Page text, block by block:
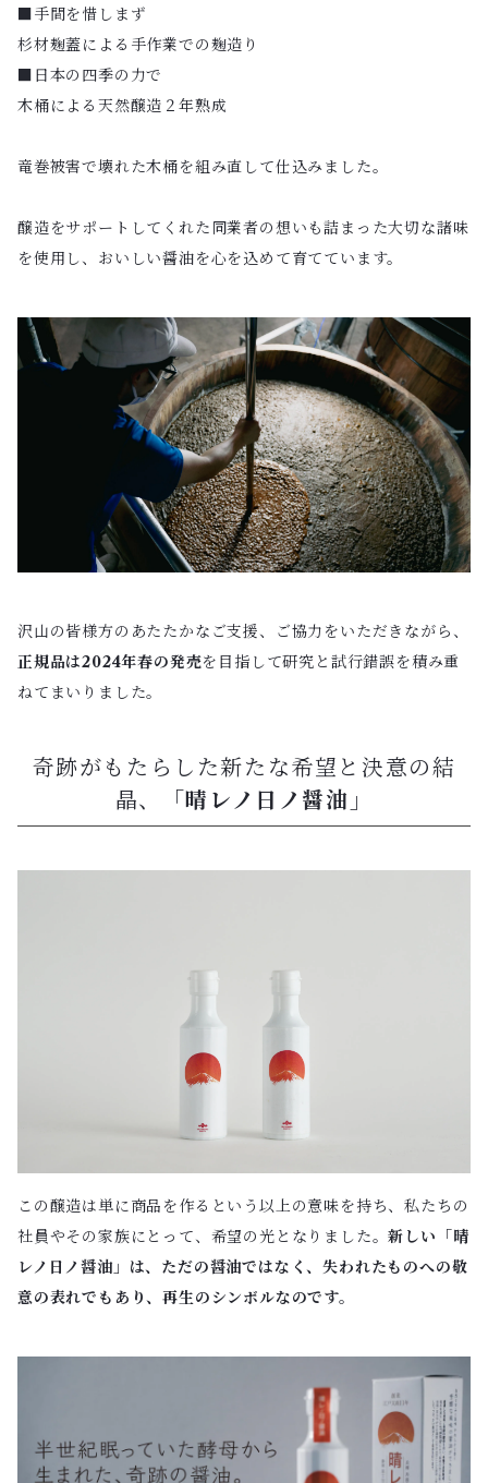
■手間を惜しまず
杉材麹蓋による手作業での麹造り
■日本の四季の力で
木桶による天然醸造２年熟成
竜巻被害で壊れた木桶を組み直して仕込みました。
醸造をサポートしてくれた同業者の想いも詰まった大切な諸味
を使用し、おいしい醤油を心を込めて育てています。
沢山の皆様方のあたたかなご支援、ご協力をいただきながら、
正規品は2024年春の発売を目指して研究と試行錯誤を積み重
ねてまいりました。
奇跡がもたらした新たな希望と決意の結
晶、
「晴レノ日ノ醤油」
この醸造は単に商品を作るという以上の意味を持ち、私たちの
社員やその家族にとって、希望の光となりました。新しい「晴
レノ日ノ醤油」は、ただの醤油ではなく、失われたものへの敬
意の表れでもあり、再生のシンボルなのです。